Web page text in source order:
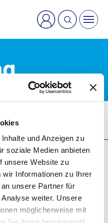
und Anzeigen zu
soziale Medien anbieten
unsere Website zu
wir Informationen zu Ihrer
unsere Partner für
weiter. Unsere
möglicherweise mit